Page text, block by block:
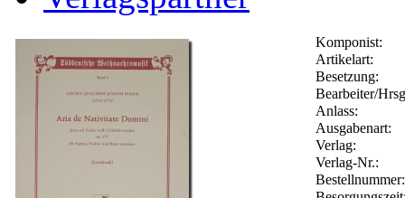
Komponist:
Artikelart:
Besetzung:
Bearbeiter/
Anlass:
Ausgabenart:
Verlag:
Verlag-Nr.: